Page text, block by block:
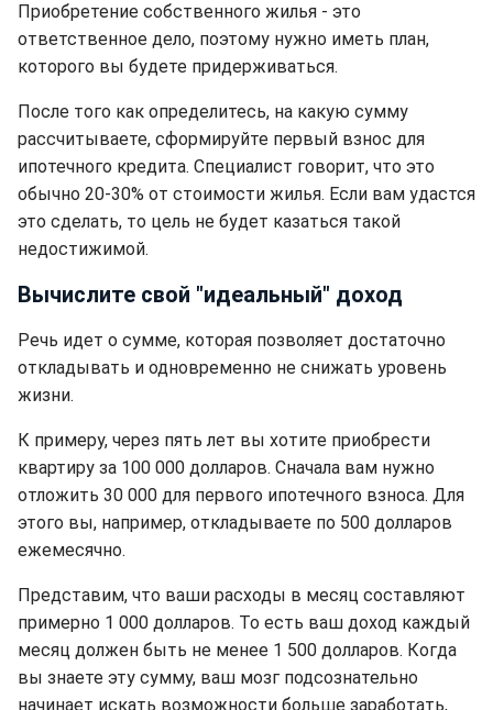
Приобретение собственного жилья - это
ответственное дело, поэтому нужно иметь план,
которого вы будете придерживаться.
После того как определитесь, на какую сумму
рассчитываете, сформируйте первый взнос для
ипотечного кредита. Специалист говорит, что это
обычно 20-30% от стоимости жилья. Если вам удастся
это сделать, то цель не будет казаться такой
недостижимой.
Вычислите свой "идеальный" доход
Речь идет о сумме, которая позволяет достаточно
откладывать и одновременно не снижать уровень
жизни.
К примеру, через пять лет вы хотите приобрести
квартиру за 100 000 долларов. Сначала вам нужно
отложить 30 000 для первого ипотечного взноса. Для
этого вы, например, откладываете по 500 долларов
ежемесячно.
Представим, что ваши расходы в месяц составляют
примерно 1 000 долларов. То есть ваш доход каждый
месяц должен быть не менее 1 500 долларов. Когда
вы знаете эту сумму, ваш мозг подсознательно
начинает искать возможности больше заработать,